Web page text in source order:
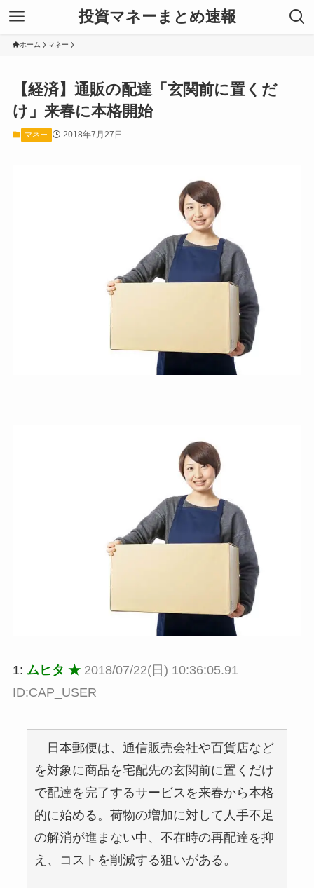
投資マネーまとめ速報
ホーム マネー
【経済】通販の配達「玄関前に置くだ
け」来春に本格開始
マネー 2018年7月27日
1: ムヒタ ★ 2018/07/22(日) 10:36:05.91
ID:CAP_USER
日本郵便は、通信販売会社や百貨店など
を対象に商品を宅配先の玄関前に置くだけ
で配達を完了するサービスを来春から本格
的に始める。荷物の増加に対して人手不足
の解消が進まない中、不在時の再配達を抑
え、コストを削減する狙いがある。